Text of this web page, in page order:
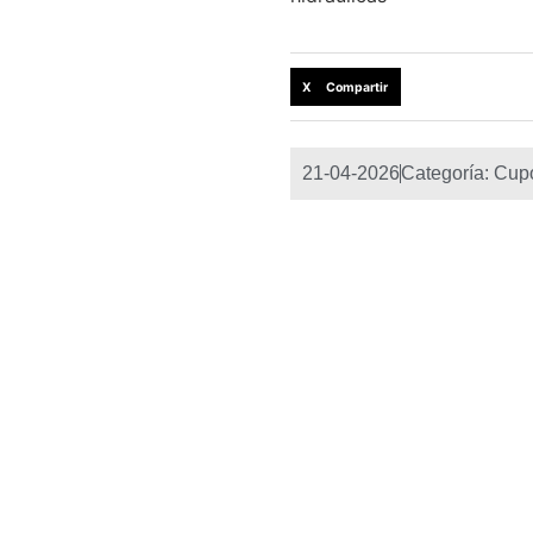
X Compartir
21-04-2026Categoría: